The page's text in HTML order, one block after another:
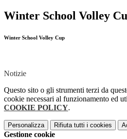
Winter School Volley
Winter School Volley Cup
Notizie
Questo sito o gli strumenti terzi da
cookie necessari al funzionamento ed
COOKIE POLICY.
Personalizza Rifiuta tutti i cookies
Gestione cookie